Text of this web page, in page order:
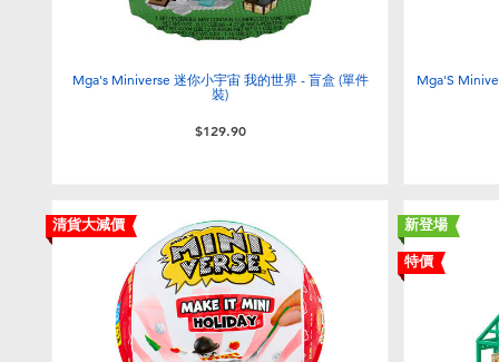
Mga's Miniverse 迷你小宇宙 我的世界 - 盲盒 (單件
裝)
$129.90
Mga'S
清貨大減價 新登場
特價